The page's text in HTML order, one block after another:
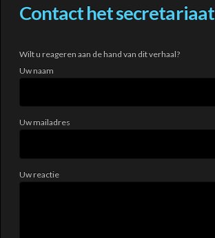
Contact het secretariaat
Wilt u reageren aan de hand van dit verhaal?
Uw naam
Uw mailadres
Uw reactie